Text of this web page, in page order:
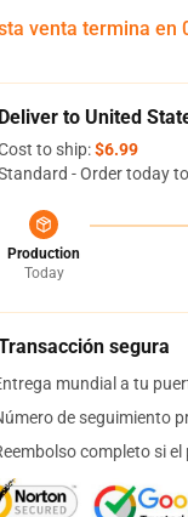
venta termina en
Deliver to United
to ship:$6.99
- Order today
Production
Today
segura
mundial a tu
de seguimiento
completo si